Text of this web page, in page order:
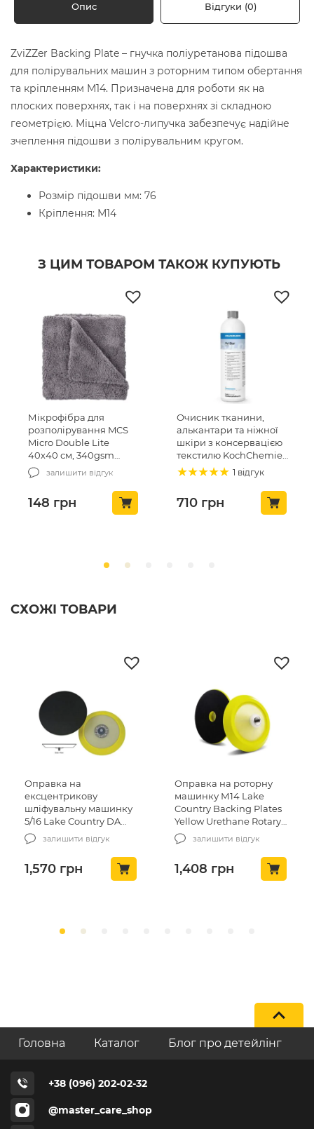
Опис Відгуки (0)
ZviZZer Backing Plate – гнучка поліуретанова підошва
для полірувальних машин з роторним типом обертання
та кріпленням М14. Призначена для роботи як на
плоских поверхнях, так і на поверхнях зі складною
геометрією. Міцна Velcro-липучка забезпечує надійне
зчеплення підошви з полірувальним кругом.
Характеристики:
Розмір підошви мм: 76
Кріплення: М14
З ЦИМ ТОВАРОМ ТАКОЖ КУПУЮТЬ
Мікрофібра для
розполірування MCS
Micro Double Lite
40х40 см, 340gsm
(MCS-03/1)
залишити відгук
148 грн
Очисник тканини,
алькантари та ніжної
шкіри з консервацією
текстилю KochChemie
Pol Star 1л (619-1L-01)
1 відгук
710грн
СХОЖІ ТОВАРИ
Оправка на
ексцентрикову
шліфувальну машинку
5/16 Lake Country DA
Backing Plates Yellow
Urethane 148мм (43-
залишити відгук
1,570 грн
Оправка на роторну
машинку М14 Lake
Country Backing Plates
Yellow Urethane Rotary
125мм (43-125WH-14MM)
залишити відгук
1,408 грн
Головна Каталог Блог про детейлінг
+38 (096) 202-02-32
@master_care_shop